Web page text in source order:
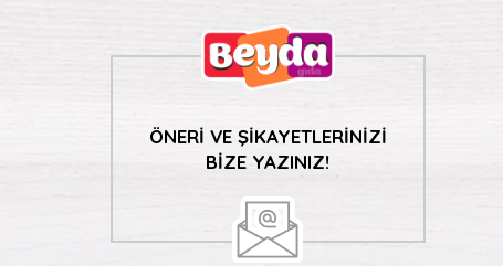
ÖNERİ VE ŞİKAYETLERİNİZİ
BİZE YAZINIZ!